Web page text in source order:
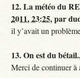
12.La météo du
2011, 23:25,par
il y’avait un
13.On est du
Merci de continuer à